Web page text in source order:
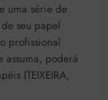
uma série de
seu papel
profissional
poderá
(TEIXEIRA,